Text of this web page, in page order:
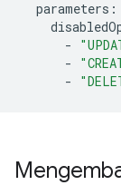
-
-
-